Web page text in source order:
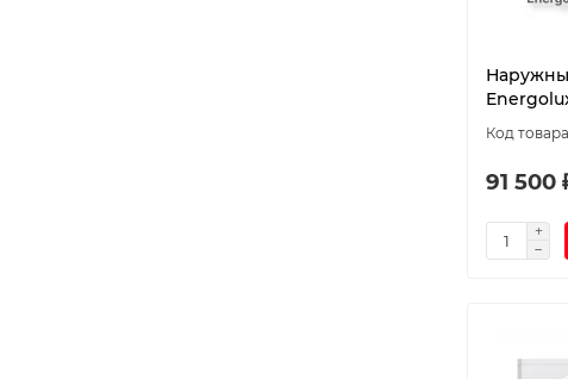
91 500